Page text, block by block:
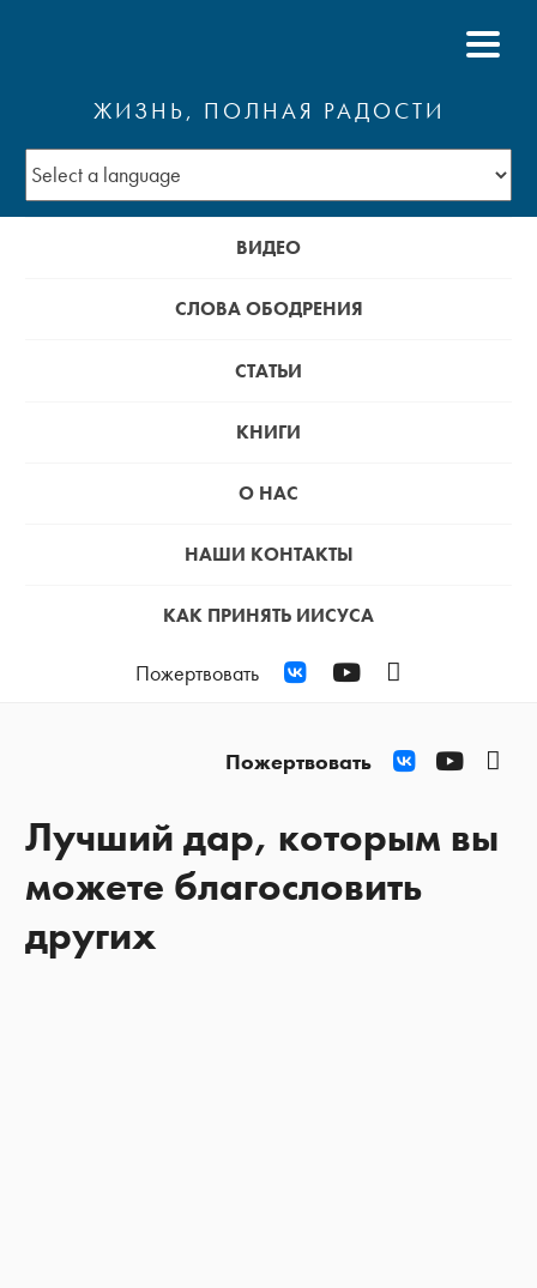
ЖИЗНЬ, ПОЛНАЯ РАДОСТИ
ВИДЕО
СЛОВА ОБОДРЕНИЯ
СТАТЬИ
КНИГИ
О НАС
НАШИ КОНТАКТЫ
КАК ПРИНЯТЬ ИИСУСА
Пожертвовать VKontakteYouTube
Пожертвовать VKontakte
Лучший дар, которым вы
можете благословить
других